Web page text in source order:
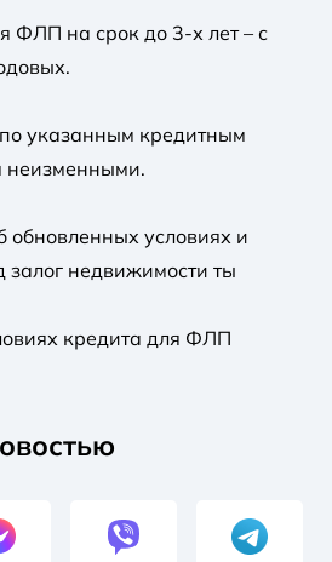
ФЛП на срок до 3-х лет – с
указанным кредитным
неизменными.
обновленных условиях и
залог недвижимости ты
кредита для ФЛП